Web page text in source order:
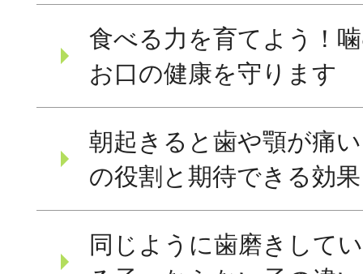
食べる力を育てよう！
お口の健康を守ります
朝起きると歯や顎が痛
の役割と期待できる効果
同じように歯磨きして